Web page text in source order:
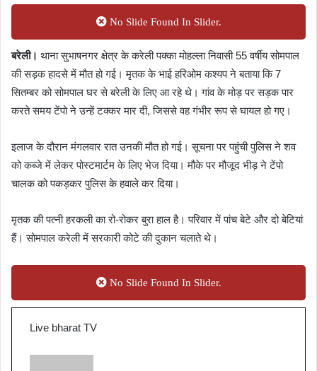
No Slide Found In Slider.
बरेली। थाना सुभाषनगर क्षेत्र के करेली पक्का मोहल्ला निवासी 55 वर्षीय सोमपाल
की सड़क हादसे में मौत हो गई। मृतक के भाई हरिओम कश्यप ने बताया कि 7
सितम्बर को सोमपाल घर से बरेली के लिए आ रहे थे। गांव के मोड़ पर सड़क पार
करते समय टेंपो ने उन्हें टक्कर मार दी, जिससे वह गंभीर रूप से घायल हो गए।
इलाज के दौरान मंगलवार रात उनकी मौत हो गई। सूचना पर पहुंची पुलिस ने शव
को कब्जे में लेकर पोस्टमार्टम के लिए भेज दिया। मौके पर मौजूद भीड़ ने टेंपो
चालक को पकड़कर पुलिस के हवाले कर दिया।
मृतक की पत्नी हरकली का रो-रोकर बुरा हाल है। परिवार में पांच बेटे और दो बेटियां
हैं। सोमपाल करेली में सरकारी कोटे की दुकान चलाते थे।
No Slide Found In Slider.
Live bharat TV